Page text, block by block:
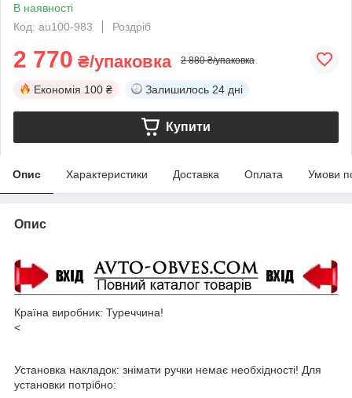
В наявності
Код: au100-983
Роздріб
2 770 ₴/упаковка 2 880 ₴/упаковка
Економія 100 ₴ Залишилось 24 дні
Купити
Опис Характеристики Доставка Оплата Умови
Опис
Країна виробник: Туреччина!
<
Установка накладок: знімати ручки немає необхідності! Для
установки потрібно: